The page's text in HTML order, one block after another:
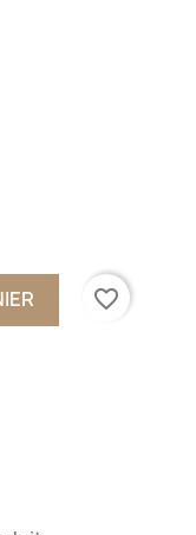
favorite_border